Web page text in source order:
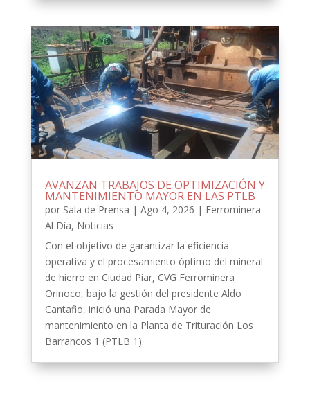
AVANZAN TRABAJOS DE OPTIMIZACIÓN Y
MANTENIMIENTO MAYOR EN LAS PTLB
por Sala de Prensa | Ago 4, 2026 | Ferrominera
Al Día, Noticias
Con el objetivo de garantizar la eficiencia
operativa y el procesamiento óptimo del mineral
de hierro en Ciudad Piar, CVG Ferrominera
Orinoco, bajo la gestión del presidente Aldo
Cantafio, inició una Parada Mayor de
mantenimiento en la Planta de Trituración Los
Barrancos 1 (PTLB 1).